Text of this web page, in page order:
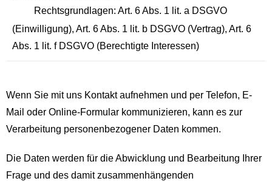
Rechtsgrundlagen: Art. 6 Abs. 1 lit. a DSGVO
(Einwilligung), Art. 6 Abs. 1 lit. b DSGVO (Vertrag), Art. 6
Abs. 1 lit. f DSGVO (Berechtigte Interessen)
Wenn Sie mit uns Kontakt aufnehmen und per Telefon, E-
Mail oder Online-Formular kommunizieren, kann es zur
Verarbeitung personenbezogener Daten kommen.
Die Daten werden für die Abwicklung und Bearbeitung Ihrer
Frage und des damit zusammenhängenden